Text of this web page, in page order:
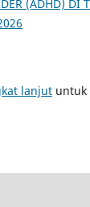
(ADHD) DI
lanjut untuk